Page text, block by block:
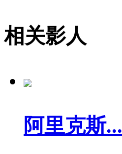
相关影人
阿里克斯...